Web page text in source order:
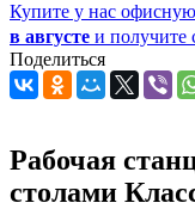
Купите у нас
в августе и получите
Поделиться
Рабочая
столами